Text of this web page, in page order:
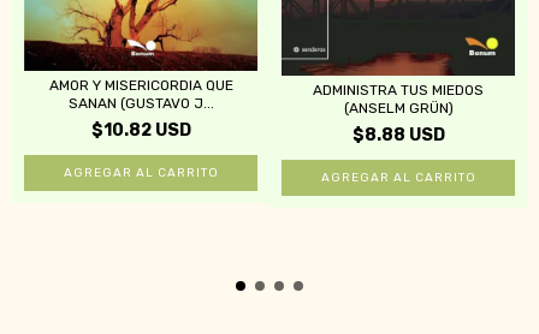
AMOR Y MISERICORDIA QUE
SANAN (GUSTAVO J...
$10.82 USD
ADMINISTRA TUS MIEDOS
(ANSELM GRÜN)
$8.88 USD